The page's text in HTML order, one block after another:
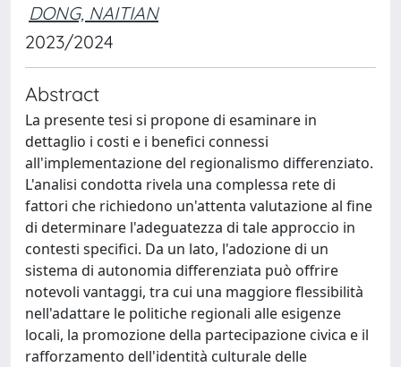
DONG, NAITIAN
2023/2024
Abstract
La presente tesi si propone di esaminare in
dettaglio i costi e i benefici connessi
all'implementazione del regionalismo differenziato.
L'analisi condotta rivela una complessa rete di
fattori che richiedono un'attenta valutazione al fine
di determinare l'adeguatezza di tale approccio in
contesti specifici. Da un lato, l'adozione di un
sistema di autonomia differenziata può offrire
notevoli vantaggi, tra cui una maggiore flessibilità
nell'adattare le politiche regionali alle esigenze
locali, la promozione della partecipazione civica e il
rafforzamento dell'identità culturale delle